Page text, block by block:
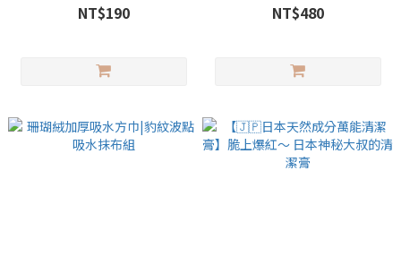
NT$190 NT$480